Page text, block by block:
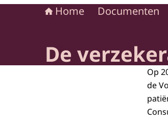
Home Documenten
De
Op
de